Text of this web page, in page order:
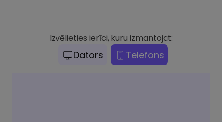
Izvēlieties ierīci, kuru izmantojat:
Dators Telefons